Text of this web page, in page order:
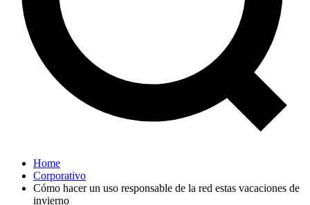
Home
Corporativo
Cómo hacer un uso responsable de la red estas vacaciones de
invierno